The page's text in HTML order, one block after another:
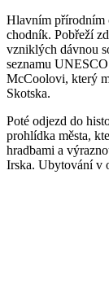
Hlavním přírodním
chodník. Pobřeží
vzniklých dávnou
seznamu
McCoolovi, který
Skotska.
Poté odjezd do
prohlídka města,
hradbami a
Irska. Ubytování v